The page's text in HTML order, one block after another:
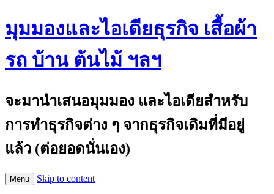
มุมมองและไอเดียธุรกิจ เสื้อผ้า
รถ บ้าน ต้นไม้ ฯลฯ
จะมานำเสนอมุมมอง และไอเดียสำหรับ
การทำธุรกิจต่าง ๆ จากธุรกิจเดิมที่มีอยู่
แล้ว (ต่อยอดนั่นเอง)
Menu Skip to content